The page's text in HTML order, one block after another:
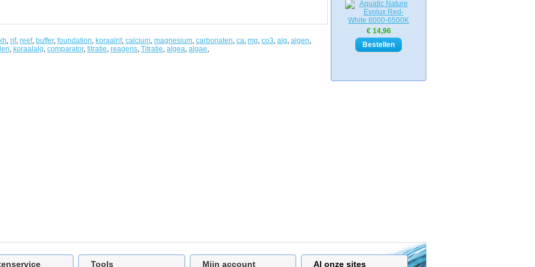
€ 14,96
kh, rif, reef, buffer, foundation, koraalrif, calcium, magnesium, carbonaten, ca, mg, co3, alg, algen,
, koraalalg, comparator, titratie, reagens, Titratie, algea, algae,
Tools Mijn account Al onze sites